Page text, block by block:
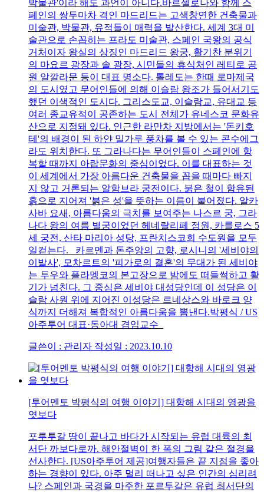
박물관'이라 해도 과언이 아니다.바르셀로나와 함께 스
페인의 쌍두마차 격인 마드리드는 고색창연한 건축물과
미술관, 박물관, 유적들이 매력을 발산한다. 세계 3대 미
술관으로 손꼽히는 프라도 미술관, 스페인 국왕의 공식
거처이자 왕실의 상징인 마드리드 왕궁, 활기찬 분위기
의 마요르 광장과 솔 광장, 시민들의 휴식처인 레티로 공
원 알깔라문 등이 대표 명소다. 톨레도는 한때 로마제국
의 도시였고 무어인들에 의해 이슬람 왕조가 들어서기도
했던 이색적인 도시다. 그리스도교, 이슬람교, 유대교 등
여러 종교유적이 공존하는 도시 전체가 유네스코 문화유
산으로 지정돼 있다. 인근한 라만차 지방에서는 '돈키호
테'의 배경이 된 하얀 밀가루 풍차를 볼 수 있는 콘수에그
라도 위치한다. 또 그라나다는 무어인들이 스페인에 항
복할 때까지 아랍문화의 중심이었다. 이를 대표하는 것
이 세계에서 가장 아름다운 건축물을 꼽을 때마다 빠지
지 않고 거론되는 알함브라 궁전이다. 붉은 철이 함유된
흙으로 지어져 '붉은 성'을 뜻하는 이름이 붙어졌다. 알카
사바 요새, 아름다움의 극치를 보여주는 나스르 궁, 그라
나다 왕의 여름 별궁이었던 헤네랄리페 정원, 카를로스 5
세 궁전, 산타 마리아 성당, 프란치스코회 수도원을 모두
일컫는다. 카르멘과 돈주앙의 고향, 로시니의 '세비야의
이발사', 모차르트의 '피가로의 결혼'의 무대가 된 세비야
는 투우와 플라멩코의 본고장으로 밤에도 떠들썩하고 활
기가 넘친다. 그 중심은 세비야 대성당인데 이 성당은 이
슬람 사원 위에 지어진 이성당은 르네상스와 바로크 양
식까지 더해져 복합적인 아름다움을 뽐낸다.박평식 / US
아주투어 대표·동아대 겸임교수
글쓴이 : 관리자 작성일 : 2023.10.10
[투어멘토 박평식의 여행 이야기] 대항해 시대의 영광을
엿보다
포루투갈 땅이 끝나고 바다가 시작되는 유럽 대륙의 최
서단 까보다로까. 해안절벽이 한 폭의 그림 같은 절경을
선사한다. [US아주투어 제공]여행자들은 끝 지점을 좋아
하는 경향이 있다. 아주 멀리 떠나고 싶은 인간의 심리려
나? 스페인과 국경을 마주한 포르투갈은 유럽 최서단의